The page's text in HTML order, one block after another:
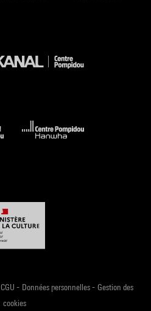
CGU - Données personnelles- Gestion des
cookies